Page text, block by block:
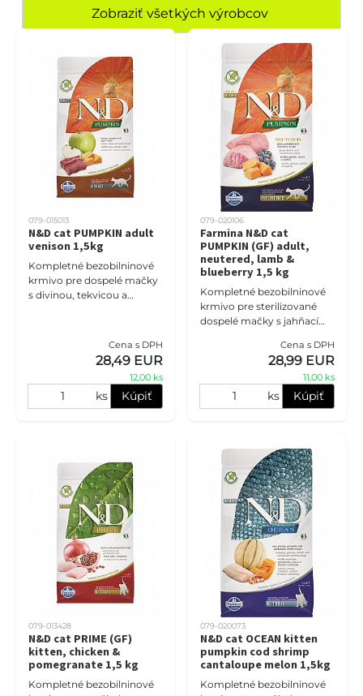
Zobraziť všetkých výrobcov
079-015013
N&D cat PUMPKIN adult
venison 1,5kg
Kompletné bezobilninové
krmivo pre dospelé mačky
s divinou, tekvicou a
Cena s DPH
28,49 EUR
12,00 ks
ks Kúpiť
079-020106
Farmina N&D cat
PUMPKIN (GF) adult,
neutered, lamb &
blueberry 1,5 kg
Kompletné bezobilninové
krmivo pre sterilizované
dospelé mačky s jahňacím
čučoriedkami. Ideálna
voľba pre mačky, ktorým
Cena s DPH
28,99 EUR
11,00 ks
ks Kúpiť
079-013428
N&D cat PRIME (GF)
kitten, chicken &
pomegranate 1,5 kg
Kompletné bezobilninové
079-020073
N&D cat OCEAN kitten
pumpkin cod shrimp
cantaloupe melon 1,5kg
Kompletné bezobilninové